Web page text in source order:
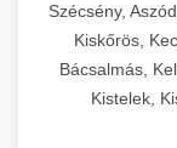
Szécsény,
Kiskőrös,
Bácsalmás,
Kistelek,